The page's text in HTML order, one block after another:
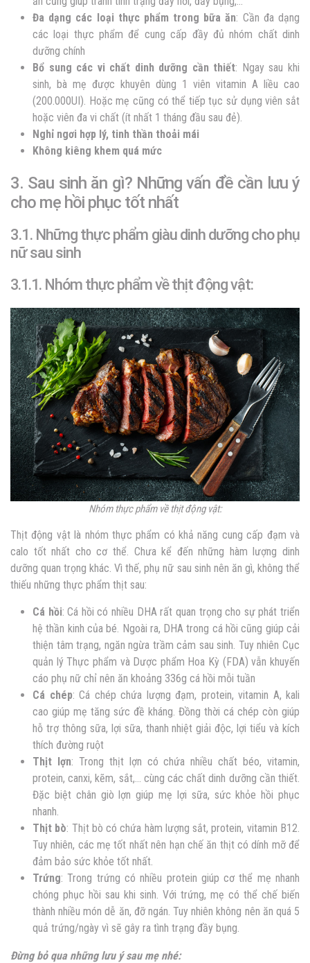
Đa dạng các loại thực phẩm trong bữa ăn: Cần đa dạng
các loại thực phẩm để cung cấp đầy đủ nhóm chất dinh
dưỡng chính
Bổ sung các vi chất dinh dưỡng cần thiết: Ngay sau khi
sinh, bà mẹ được khuyên dùng 1 viên vitamin A liều cao
(200.000UI). Hoặc mẹ cũng có thể tiếp tục sử dụng viên sắt
hoặc viên đa vi chất (ít nhất 1 tháng đầu sau đẻ).
Nghỉ ngơi hợp lý, tinh thần thoải mái
Không kiêng khem quá mức
3. Sau sinh ăn gì? Những vấn đề cần lưu ý
cho mẹ hồi phục tốt nhất
3.1. Những thực phẩm giàu dinh dưỡng cho phụ
nữ sau sinh
3.1.1. Nhóm thực phẩm về thịt động vật:
Nhóm thực phẩm về thịt động vật:
Thịt động vật là nhóm thực phẩm có khả năng cung cấp đạm và
calo tốt nhất cho cơ thể. Chưa kể đến những hàm lượng dinh
dưỡng quan trọng khác. Vì thế, phụ nữ sau sinh nên ăn gì, không thể
thiếu những thực phẩm thịt sau:
Cá hồi: Cá hồi có nhiều DHA rất quan trọng cho sự phát triển
hệ thần kinh của bé. Ngoài ra, DHA trong cá hồi cũng giúp cải
thiện tâm trạng, ngăn ngừa trầm cảm sau sinh. Tuy nhiên Cục
quản lý Thực phẩm và Dược phẩm Hoa Kỳ (FDA) vẫn khuyến
cáo phụ nữ chỉ nên ăn khoảng 336g cá hồi mỗi tuần
Cá chép: Cá chép chứa lượng đạm, protein, vitamin A, kali
cao giúp mẹ tăng sức đề kháng. Đồng thời cá chép còn giúp
hỗ trợ thông sữa, lợi sữa, thanh nhiệt giải độc, lợi tiểu và kích
thích đường ruột
Thịt lợn: Trong thịt lợn có chứa nhiều chất béo, vitamin,
protein, canxi, kẽm, sắt,… cùng các chất dinh dưỡng cần thiết.
Đặc biệt chân giò lợn giúp mẹ lợi sữa, sức khỏe hồi phục
nhanh.
Thịt bò: Thịt bò có chứa hàm lượng sắt, protein, vitamin B12.
Tuy nhiên, các mẹ tốt nhất nên hạn chế ăn thịt có dính mỡ để
đảm bảo sức khỏe tốt nhất.
Trứng: Trong trứng có nhiều protein giúp cơ thể mẹ nhanh
chóng phục hồi sau khi sinh. Với trứng, mẹ có thể chế biến
thành nhiều món dễ ăn, đỡ ngán. Tuy nhiên không nên ăn quá 5
quả trứng/ngày vì sẽ gây ra tình trạng đầy bụng.
Đừng bỏ qua những lưu ý sau mẹ nhé: